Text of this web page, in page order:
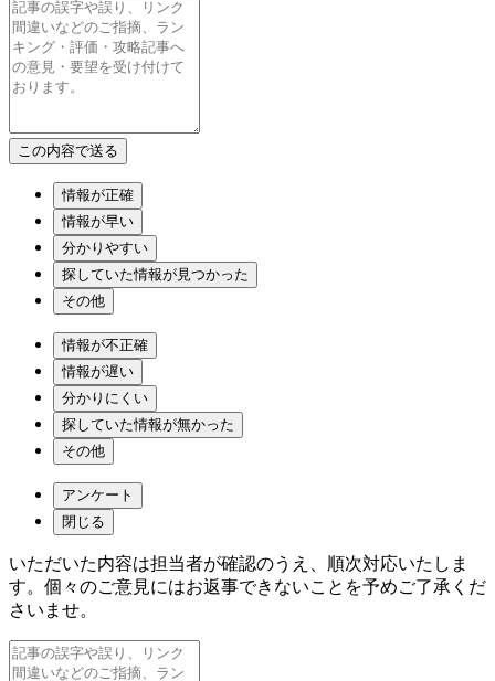
情報が正確
情報が早い
分かりやすい
探していた情報が見つかった
その他
情報が不正確
情報が遅い
分かりにくい
探していた情報が無かった
その他
アンケート
閉じる
いただいた内容は担当者が確認のうえ、順次対応いたしま
す。個々のご意見にはお返事できないことを予めご了承くだ
さいませ。